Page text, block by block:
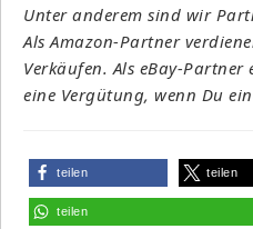
Unter anderem sind wir
Als Amazon-Partner
Verkäufen. Als eBay-
eine Vergütung, wenn Du
teilen teilen
teilen